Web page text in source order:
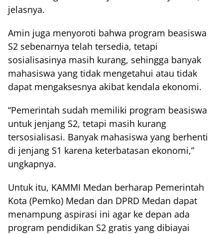
jelasnya.
Amin juga menyoroti bahwa program beasiswa
S2 sebenarnya telah tersedia, tetapi
sosialisasinya masih kurang, sehingga banyak
mahasiswa yang tidak mengetahui atau tidak
dapat mengaksesnya akibat kendala ekonomi.
“Pemerintah sudah memiliki program beasiswa
untuk jenjang S2, tetapi masih kurang
tersosialisasi. Banyak mahasiswa yang berhenti
di jenjang S1 karena keterbatasan ekonomi,”
ungkapnya.
Untuk itu, KAMMI Medan berharap Pemerintah
Kota (Pemko) Medan dan DPRD Medan dapat
menampung aspirasi ini agar ke depan ada
program pendidikan S2 gratis yang dibiayai